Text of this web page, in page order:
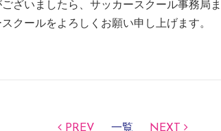
ざいましたら、サッカースクール事務局
クールをよろしくお願い申し上げます。
PREV 一覧 NEXT